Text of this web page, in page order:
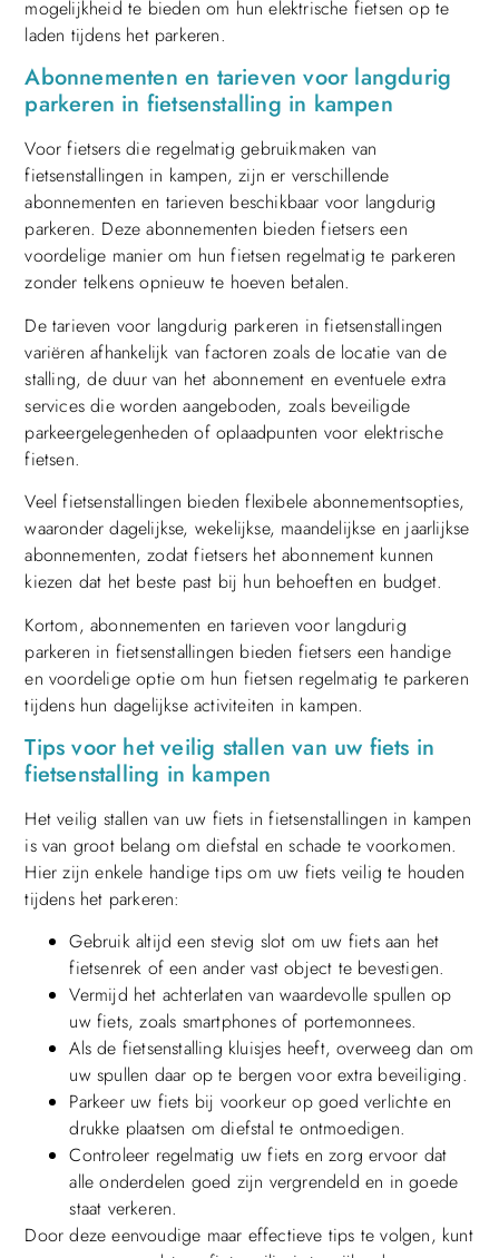
mogelijkheid te bieden om hun elektrische fietsen op te
laden tijdens het parkeren.
Abonnementen en tarieven voor langdurig
parkeren in fietsenstalling in kampen
Voor fietsers die regelmatig gebruikmaken van
fietsenstallingen in kampen, zijn er verschillende
abonnementen en tarieven beschikbaar voor langdurig
parkeren. Deze abonnementen bieden fietsers een
voordelige manier om hun fietsen regelmatig te parkeren
zonder telkens opnieuw te hoeven betalen.
De tarieven voor langdurig parkeren in fietsenstallingen
variëren afhankelijk van factoren zoals de locatie van de
stalling, de duur van het abonnement en eventuele extra
services die worden aangeboden, zoals beveiligde
parkeergelegenheden of oplaadpunten voor elektrische
fietsen.
Veel fietsenstallingen bieden flexibele abonnementsopties,
waaronder dagelijkse, wekelijkse, maandelijkse en jaarlijkse
abonnementen, zodat fietsers het abonnement kunnen
kiezen dat het beste past bij hun behoeften en budget.
Kortom, abonnementen en tarieven voor langdurig
parkeren in fietsenstallingen bieden fietsers een handige
en voordelige optie om hun fietsen regelmatig te parkeren
tijdens hun dagelijkse activiteiten in kampen.
Tips voor het veilig stallen van uw fiets in
fietsenstalling in kampen
Het veilig stallen van uw fiets in fietsenstallingen in kampen
is van groot belang om diefstal en schade te voorkomen.
Hier zijn enkele handige tips om uw fiets veilig te houden
tijdens het parkeren:
Gebruik altijd een stevig slot om uw fiets aan het
fietsenrek of een ander vast object te bevestigen.
Vermijd het achterlaten van waardevolle spullen op
uw fiets, zoals smartphones of portemonnees.
Als de fietsenstalling kluisjes heeft, overweeg dan om
uw spullen daar op te bergen voor extra beveiliging.
Parkeer uw fiets bij voorkeur op goed verlichte en
drukke plaatsen om diefstal te ontmoedigen.
Controleer regelmatig uw fiets en zorg ervoor dat
alle onderdelen goed zijn vergrendeld en in goede
staat verkeren.
Door deze eenvoudige maar effectieve tips te volgen, kunt